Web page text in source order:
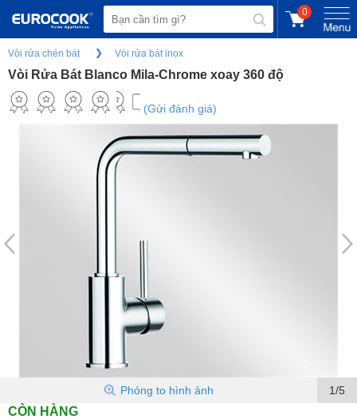
0
Vòi rửa chén bát Vòi rửa bát inox
Vòi Rửa Bát Blanco Mila-Chrome xoay 360 độ
(Gửi đánh giá)
1/5
Phóng to hình ảnh
CÒN HÀNG